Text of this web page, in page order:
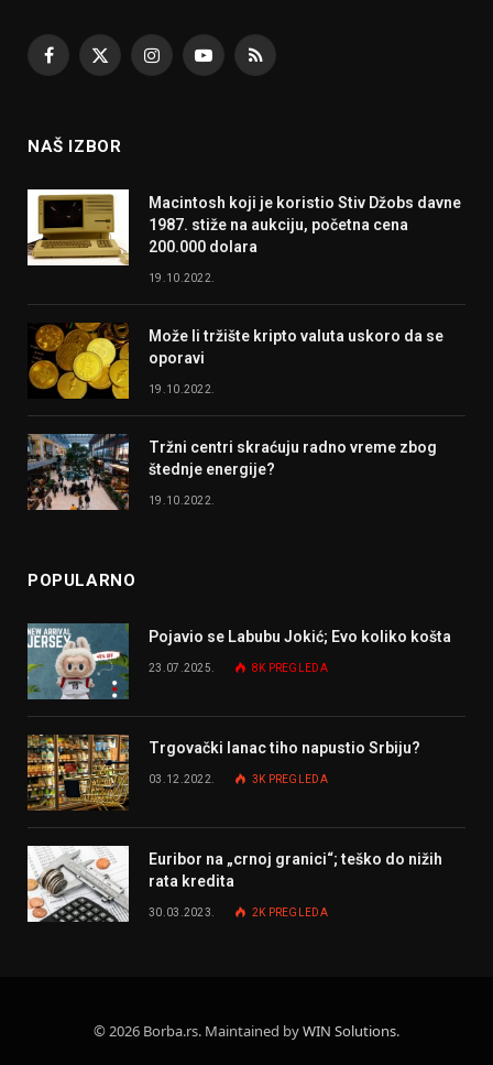
Facebook
X
InstagramYouTubeRSS
NAŠ IZBOR
Macintosh koji je koristio Stiv Džobs davne
1987. stiže na aukciju, početna cena
200.000 dolara
19.10.2022.
Može li tržište kripto valuta uskoro da se
oporavi
19.10.2022.
Tržni centri skraćuju radno vreme zbog
štednje energije?
19.10.2022.
POPULARNO
Pojavio se Labubu Jokić; Evo koliko košta
23.07.2025. 8K PREGLEDA
Trgovački lanac tiho napustio Srbiju?
03.12.2022. 3K PREGLEDA
Euribor na „crnoj granici“; teško do nižih
rata kredita
30.03.2023. 2K PREGLEDA
© 2026 Borba.rs. Maintained byWIN Solutions.